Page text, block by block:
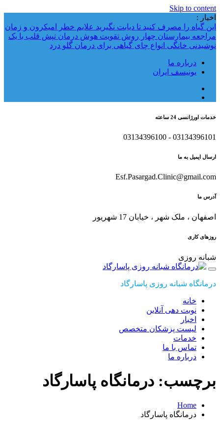
Skip to content
اخبار :
این گیاه را مصرف کنید تا دیابت نگیرید علایم خطر امیکرون و زمان
مراجعه بیمارستان چهار روش تقویت هوش درمان تپش قلب با یک
نوشیدنی خانگی انواع چای گیاهی برای درمان گلو درد
درباره ما
یونیسف ایران
خدمات اورژانسی 24 ساعته
03134396101 - 03134396100
ارسال ایمیل به ما
Esf.Pasargad.Clinic@gmail.com
آدرس ما
اصفهان ، ملک شهر ، خیابان 17 شهریور
روزهای کاری
شبانه روزی
درمانگاه شبانه روزی پاسارگاد
خانه
نوبت دهی آنلاین
اخبار
لیست پزشکان متخصص
خدمات
تماس با ما
درباره ما
برچسب: درمانگاه پاسارگاد
Home
درمانگاه پاسارگاد